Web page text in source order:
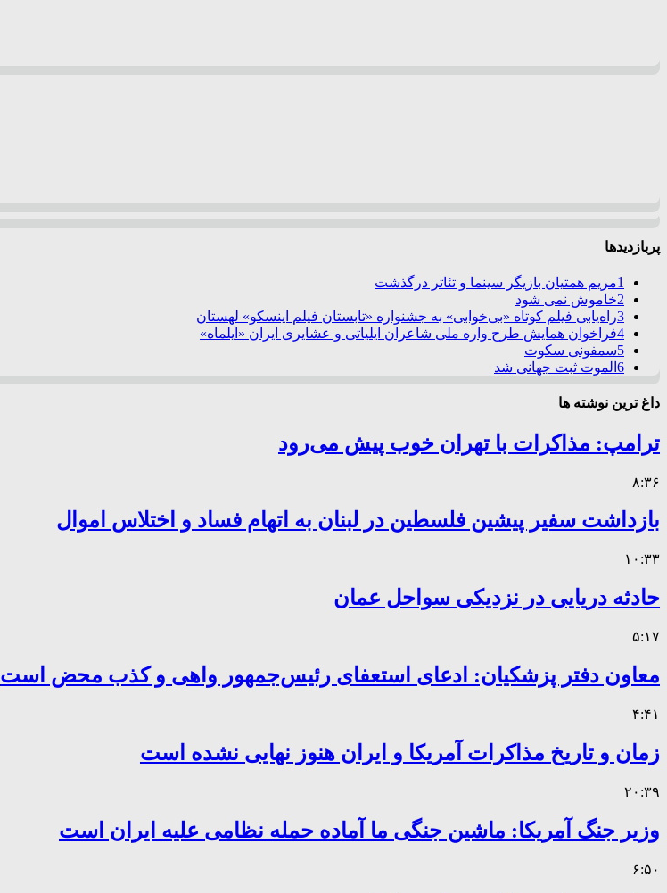
پربازدیدها
1مریم همتیان بازیگر سینما و تئاتر درگذشت
2خاموش نمی شود
3راه‌یابی فیلم کوتاه «بی‌خوابی» به جشنواره «تابستان فیلم اینسکو» لهستان
4فراخوان همایش طرح واره ملی شاعران ایلیاتی و عشایری ایران «ایلماه»
5سمفونی سکوت
6 الموت ثبت جهانی شد
داغ ترین نوشته ها
ترامپ: مذاکرات با تهران خوب پیش می‌رود
۸:۳۶
بازداشت سفیر پیشین فلسطین در لبنان به اتهام فساد و اختلاس اموال
۱۰:۳۳
حادثه دریایی در نزدیکی سواحل عمان
۵:۱۷
معاون دفتر پزشکیان: ادعای استعفای رئیس‌جمهور واهی و کذب محض است
۴:۴۱
زمان و تاریخ مذاکرات آمریکا و ایران هنوز نهایی نشده است
۲۰:۳۹
وزیر جنگ آمریکا: ماشین جنگی ما آماده حمله نظامی علیه ایران است
۶:۵۰